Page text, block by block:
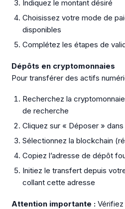
Indiquez le montant désiré
Choisissez votre mode de
disponibles
Complétez les étapes de
Dépôts en cryptomonnaies
Pour transférer des actifs
Recherchez la
de recherche
Cliquez sur « Déposer »
Sélectionnez la blockchain
Copiez l’adresse de dépôt
Initiez le transfert depuis
collant cette adresse
Attention importante :Vérifiez